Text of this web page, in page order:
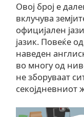
Овој број е
вклучува
официјален
јазик. Повеќе
наведен
во многу од
не зборуваат
секојдневниот